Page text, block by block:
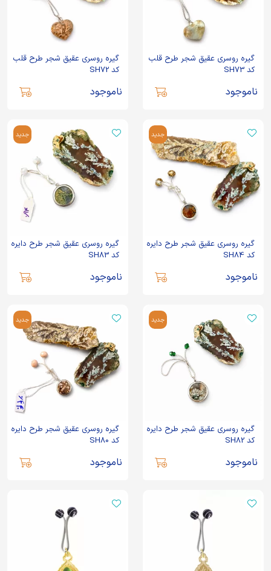
گیره روسری عقیق شجر طرح قلب
کد SH73
ناموجود
گیره روسری عقیق شجر طرح قلب
کد SH72
ناموجود
جدید
گیره روسری عقیق شجر طرح دایره
کد SH84
ناموجود
جدید
گیره روسری عقیق شجر طرح دایره
کد SH83
ناموجود
جدید
گیره روسری عقیق شجر طرح دایره
کد SH82
ناموجود
جدید
گیره روسری عقیق شجر طرح دایره
کد SH80
ناموجود